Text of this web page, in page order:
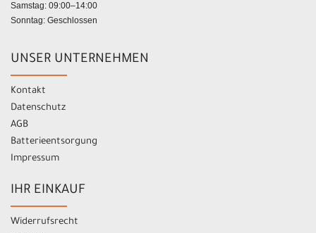
Samstag: 09:00–14:00
Sonntag: Geschlossen
UNSER UNTERNEHMEN
Kontakt
Datenschutz
AGB
Batterieentsorgung
Impressum
IHR EINKAUF
Widerrufsrecht